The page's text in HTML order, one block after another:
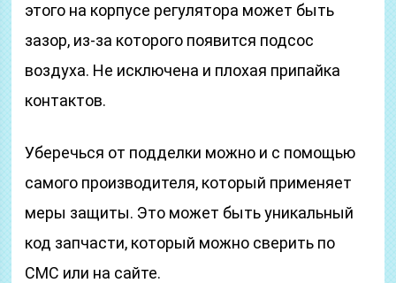
этого на корпусе регулятора может быть
зазор, из-за которого появится подсос
воздуха. Не исключена и плохая припайка
контактов.
Уберечься от подделки можно и с помощью
самого производителя, который применяет
меры защиты. Это может быть уникальный
код запчасти, который можно сверить по
СМС или на сайте.